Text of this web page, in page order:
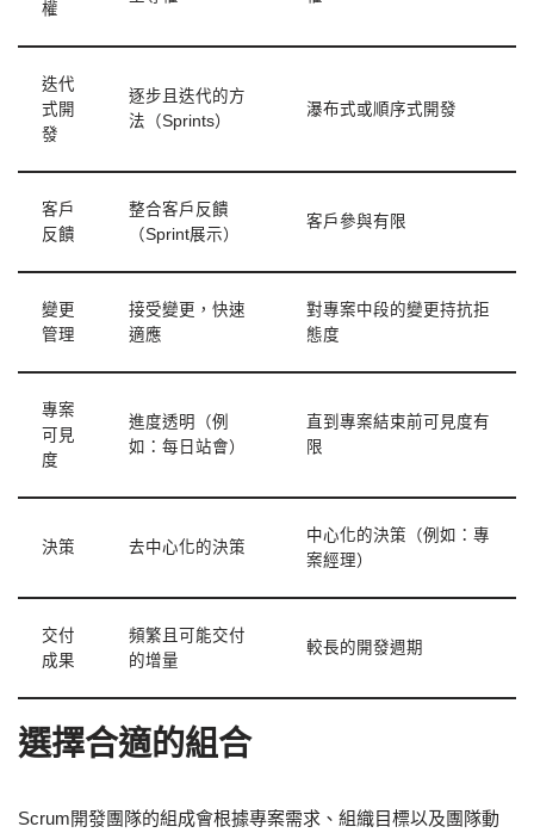
權
迭代
式開
發
逐步且迭代的方
法（Sprints）
瀑布式或順序式開發
客戶
反饋
整合客戶反饋
（Sprint展示）
客戶參與有限
變更
管理
接受變更，快速
適應
對專案中段的變更持抗拒
態度
專案
可見
度
進度透明（例
如：每日站會）
直到專案結束前可見度有
限
決策 去中心化的決策
中心化的決策（例如：專
案經理）
交付
成果
頻繁且可能交付
的增量
較長的開發週期
選擇合適的組合
Scrum開發團隊的組成會根據專案需求、組織目標以及團隊動